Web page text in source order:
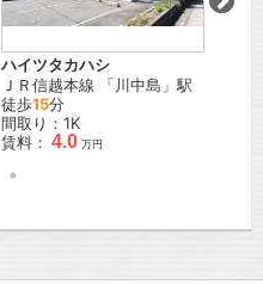
ハイツタカハシ
ＪＲ信越本線 「川中島 」駅
徒歩15分
間取り：1K
賃料： 4.0 万円